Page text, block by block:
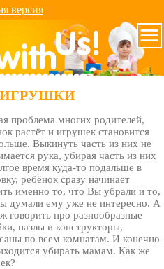
версия
ИГРУШКИ
проблема многих родителей,
растёт и игрушек становится
Выкинуть часть из них не
рука, убирая часть из них
время куда-то подальше в
ребёнок сразу начинает
именно то, что Вы убрали и то,
думали ему уже не интересно. А
говорить про разнообразные
пазлы и конструкторы,
по всем комнатам. И конечно
убирать мамам. Как же